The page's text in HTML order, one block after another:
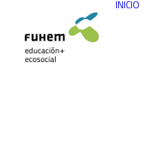
INICIO